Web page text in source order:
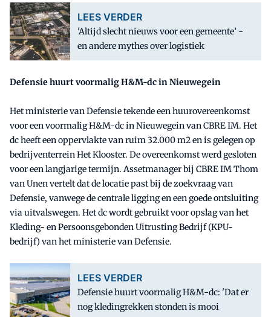
LEES VERDER
'Altijd slecht nieuws voor een gemeente’ -
en andere mythes over logistiek
Defensie huurt voormalig H&M-dc in Nieuwegein
Het ministerie van Defensie tekende een huurovereenkomst
voor een voormalig H&M-dc in Nieuwegein van CBRE IM. Het
dc heeft een oppervlakte van ruim 32.000 m2 en is gelegen op
bedrijventerrein Het Klooster. De overeenkomst werd gesloten
voor een langjarige termijn. Assetmanager bij CBRE IM Thom
van Unen vertelt dat de locatie past bij de zoekvraag van
Defensie, vanwege de centrale ligging en een goede ontsluiting
via uitvalswegen. Het dc wordt gebruikt voor opslag van het
Kleding- en Persoonsgebonden Uitrusting Bedrijf (KPU-
bedrijf) van het ministerie van Defensie.
LEES VERDER
Defensie huurt voormalig H&M-dc: 'Dat er
nog kledingrekken stonden is mooi